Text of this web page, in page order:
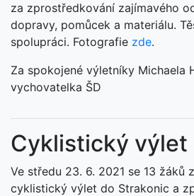
za zprostředkování zajímavého
dopravy, pomůcek a materiálu.
spolupráci. Fotografie zde.
Za spokojené výletníky Michaela
vychovatelka ŠD
Cyklistický výlet
Ve středu 23. 6. 2021 se 13 žáků
cyklistický výlet do Strakonic a